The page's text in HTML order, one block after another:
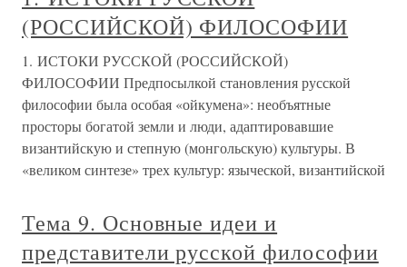
(РОССИЙСКОЙ) ФИЛОСОФИИ
1. ИСТОКИ РУССКОЙ (РОССИЙСКОЙ)
ФИЛОСОФИИ Предпосылкой становления русской
философии была особая «ойкумена»: необъятные
просторы богатой земли и люди, адаптировавшие
византийскую и степную (монгольскую) культуры. В
«великом синтезе» трех культур: языческой, византийской
Тема 9. Основные идеи и
представители русской философии